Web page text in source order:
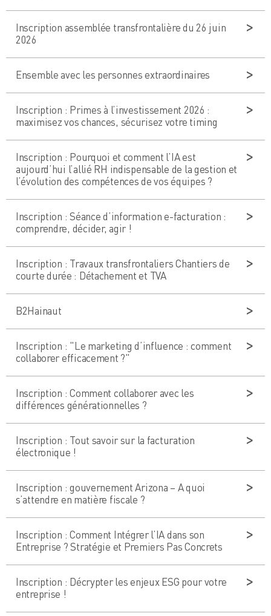
Inscription assemblée transfrontalière du 26 juin
2026
Ensemble avec les personnes extraordinaires
Inscription : Primes à l’investissement 2026 :
maximisez vos chances, sécurisez votre timing
Inscription : Pourquoi et comment l’IA est
aujourd’hui l’allié RH indispensable de la gestion et
l’évolution des compétences de vos équipes ?
Inscription : Séance d’information e-facturation :
comprendre, décider, agir !
Inscription : Travaux transfrontaliers Chantiers de
courte durée : Détachement et TVA
B2Hainaut
Inscription : "Le marketing d’influence : comment
collaborer efficacement ?"
Inscription : Comment collaborer avec les
différences générationnelles ?
Inscription : Tout savoir sur la facturation
électronique !
Inscription : gouvernement Arizona – A quoi
s’attendre en matière fiscale ?
Inscription : Comment Intégrer l’IA dans son
Entreprise ? Stratégie et Premiers Pas Concrets
Inscription : Décrypter les enjeux ESG pour votre
entreprise !